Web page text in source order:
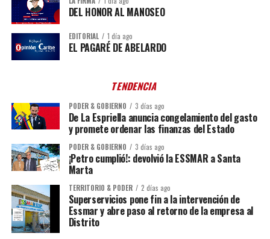
DEL HONOR AL MANOSEO
EDITORIAL 1 día ago
EL PAGARÉ DE ABELARDO
TENDENCIA
PODER & GOBIERNO 3 días ago
De La Espriella anuncia congelamiento del gasto
y promete ordenar las finanzas del Estado
PODER & GOBIERNO 3 días ago
¡Petro cumplió!: devolvió la ESSMAR a Santa
Marta
TERRITORIO & PODER 2 días ago
Superservicios pone fin a la intervención de
Essmar y abre paso al retorno de la empresa al
Distrito